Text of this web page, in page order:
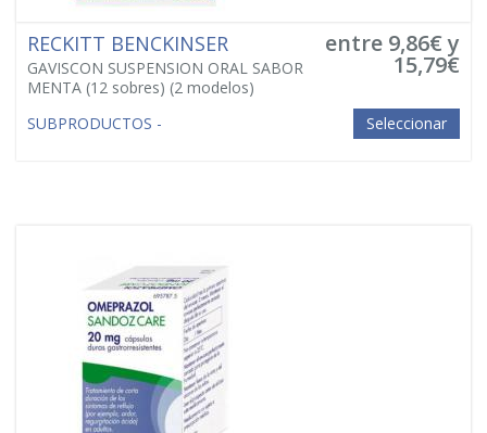
RECKITT BENCKINSER
GAVISCON SUSPENSION ORAL SABOR
MENTA (12 sobres) (2 modelos)
entre 9,86€ y
15,79€
SUBPRODUCTOS - Seleccionar